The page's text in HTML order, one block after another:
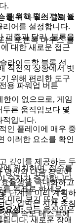
.
를 위해 떨어지는 블
리어를 설정합니다.
퍼즐과 달리, 블록을
대한 새로운 접근
직전의 상황에서 벗
위해 편리한 도구
한이 없으므로, 게임
른 움직임보다 몇
적입니다.
깊이를 제공하는 두
당신의 다음 강박이
율성을 극대화하고
단계를 미리 계획하
다. 압박은 시계 초침
전을 속도 테스트에
왼쪽 마우스 클릭 &
는 오른쪽 마우스 클
라이드할 블록 선
용 파워업 버튼
인 플레이에 매우 중
이러한 요소를 확인
위치하며, 점수를
숫자가 증가합니다.
를 목표로 하세요.
미리 보기 또는 오
요성:모든 움직임은
니다. 새로운 장애